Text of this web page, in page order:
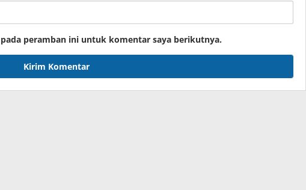
peramban ini untuk komentar saya berikutnya.